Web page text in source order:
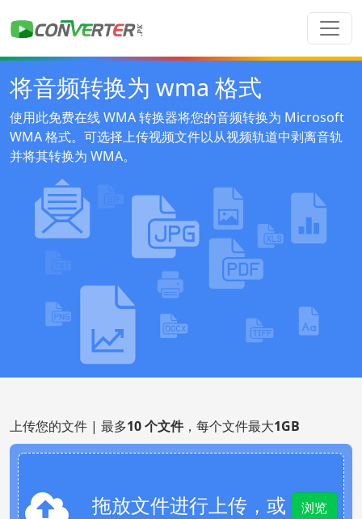
将音频转换为 wma 格式
使用此免费在线 WMA 转换器将您的音频转换为 Microsoft
WMA 格式。可选择上传视频文件以从视频轨道中剥离音轨
并将其转换为 WMA。
上传您的文件 | 最多10 个文件，每个文件最大1GB
拖放文件进行上传，或 浏览